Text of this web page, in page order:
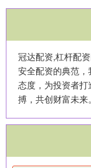
冠达配资,杠杆配
安全配资的典范
态度，为投资者
搏，共创财富未来。